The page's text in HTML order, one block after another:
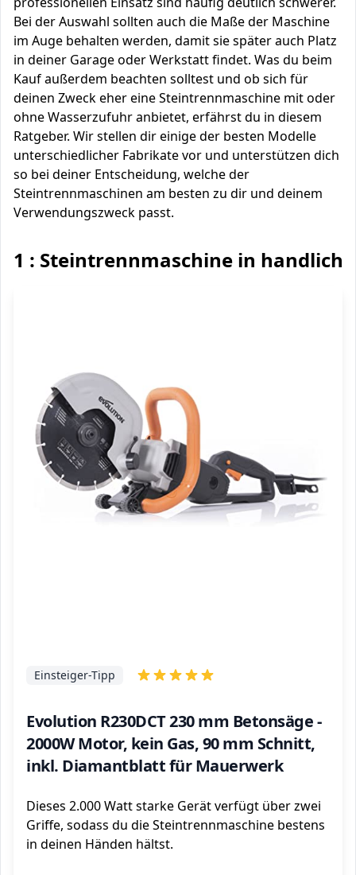
Bei der Auswahl sollten auch die Maße der Maschine
im Auge behalten werden, damit sie später auch Platz
in deiner Garage oder Werkstatt findet. Was du beim
Kauf außerdem beachten solltest und ob sich für
deinen Zweck eher eine Steintrennmaschine mit oder
ohne Wasserzufuhr anbietet, erfährst du in diesem
Ratgeber. Wir stellen dir einige der besten Modelle
unterschiedlicher Fabrikate vor und unterstützen dich
so bei deiner Entscheidung, welche der
Steintrennmaschinen am besten zu dir und deinem
Verwendungszweck passt.
1 : Steintrennmaschine in
Evolution R230DCT 230 mm Betonsäge -
2000W Motor, kein Gas, 90 mm Schnitt,
inkl. Diamantblatt für Mauerwerk
Einsteiger-Tipp
Dieses 2.000 Watt starke Gerät verfügt über zwei
Griffe, sodass du die Steintrennmaschine bestens
in deinen Händen hältst.